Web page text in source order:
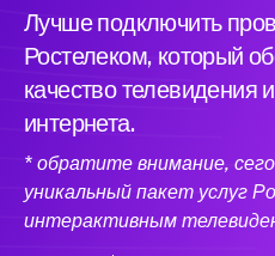
Лучше подключить
Ростелеком, который
качество телевидения
интернета.
* обратите внимание,
уникальный пакет услуг
интерактивным